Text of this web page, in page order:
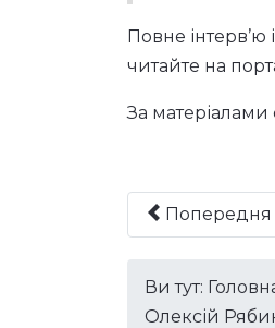
Повне інтерв’ю
читайте на
За матеріалами
Попередня
Ви тут:
Олексій